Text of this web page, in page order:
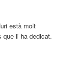
està molt
que li ha dedicat.